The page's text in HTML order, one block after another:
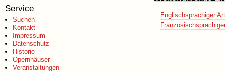
Service
Suchen
Kontakt
Impressum
Datenschutz
Historie
Opernhäuser
Veranstaltungen
Englischsprachiger